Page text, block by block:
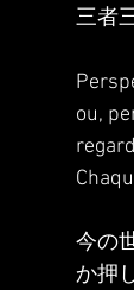
三者
ou,
今の
か押